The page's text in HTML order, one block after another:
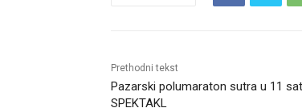
Prethodni tekst
Pazarski polumaraton sutra u 11
SPEKTAKL